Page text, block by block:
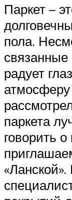
Паркет –
пола.
радует
паркета
говорить